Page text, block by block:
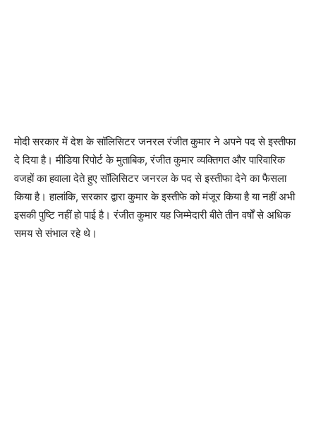
मोदी सरकार में देश के सॉलिसिटर जनरल रंजीत कुमार ने अपने पद से इस्तीफा
दे दिया है। मीडिया रिपोर्ट के मुताबिक, रंजीत कुमार व्यक्तिगत और पारिवारिक
वजहों का हवाला देते हुए सॉलिसिटर जनरल के पद से इस्तीफा देने का फैसला
किया है। हालांकि, सरकार द्वारा कुमार के इस्तीफे को मंजूर किया है या नहीं अभी
इसकी पुष्टि नहीं हो पाई है। रंजीत कुमार यह जिम्मेदारी बीते तीन वर्षों से अधिक
समय से संभाल रहे थे।